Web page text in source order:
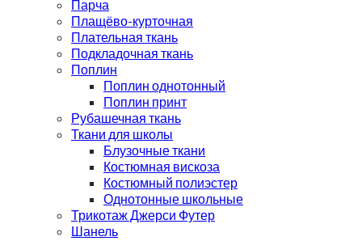
Парча
Плащёво-курточная
Плательная ткань
Подкладочная ткань
Поплин
Поплин однотонный
Поплин принт
Рубашечная ткань
Ткани для школы
Блузочные ткани
Костюмная вискоза
Костюмный полиэстер
Однотонные школьные
Трикотаж Джерси Футер
Шанель